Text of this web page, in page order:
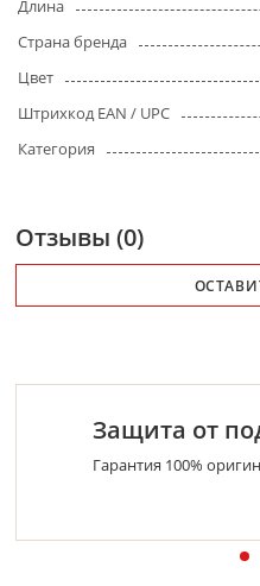
Длина
Страна бренда
Цвет
Штрихкод EAN / UPC
Категория
Отзывы (0)
Защита от
Гарантия 100%